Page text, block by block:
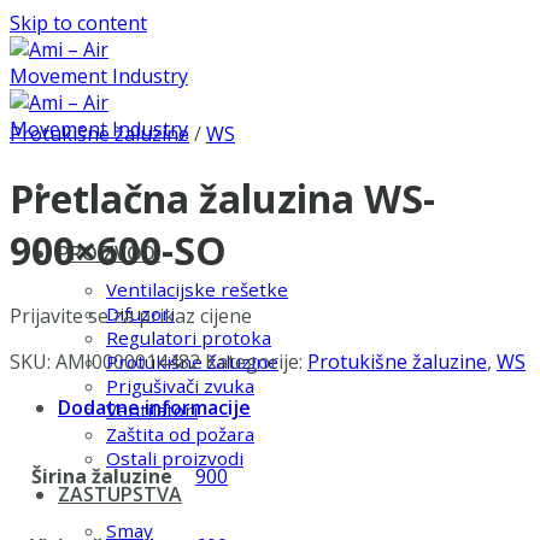
Skip to content
PROIZVODI
Ventilacijske rešetke
Difuzori
Regulatori protoka
Protukišne žaluzine
Prigušivači zvuka
Ventilatori
Zaštita od požara
Ostali proizvodi
ZASTUPSTVA
Smay
Protukišne žaluzine /WS
Pretlačna žaluzina WS-
900×600-SO
Prijavite se za prikaz cijene
SKU: AMI0000014482 Kategorije: Protukišne žaluzine, WS
Dodatne informacije
Širina žaluzine 900